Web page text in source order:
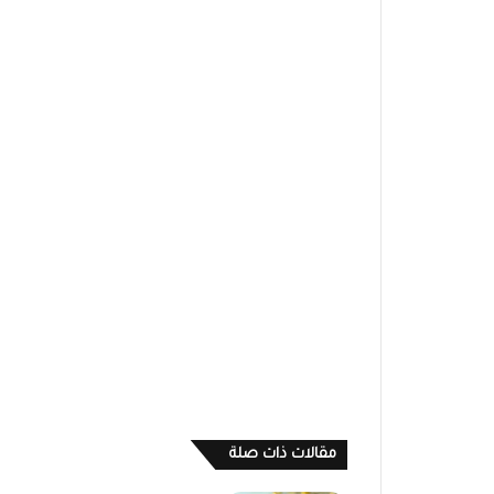
مقالات ذات صلة